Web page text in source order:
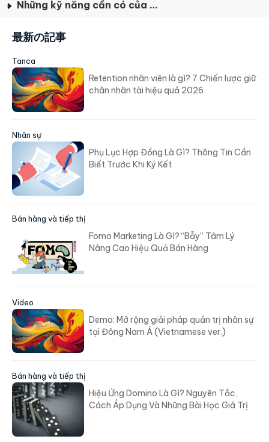
Những kỹ năng cần có của một nhân viên chăm sóc khách hàng
最新の記事
Tanca
Retention nhân viên là gì? 7 Chiến lược giữ
chân nhân tài hiệu quả 2026
Nhân sự
Phụ Lục Hợp Đồng Là Gì? Thông Tin Cần
Biết Trước Khi Ký Kết
Bán hàng và tiếp thị
Fomo Marketing Là Gì? “Bẫy” Tâm Lý
Nâng Cao Hiệu Quả Bán Hàng
Video
Demo: Mở rộng giải pháp quản trị nhân sự
tại Đông Nam Á (Vietnamese ver.)
Bán hàng và tiếp thị
Hiệu Ứng Domino Là Gì? Nguyên Tắc,
Cách Áp Dụng Và Những Bài Học Giá Trị